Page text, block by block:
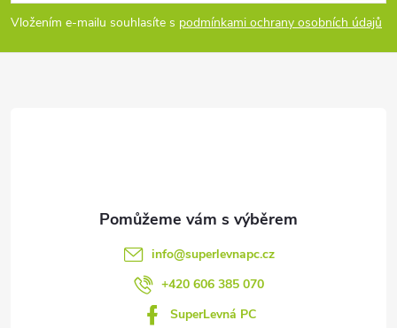
p
a
Vložením e-mailu souhlasíte s podmínkami ochrany osobních údajů
info@superlevnapc.cz
+420 606 385 070
SuperLevná PC